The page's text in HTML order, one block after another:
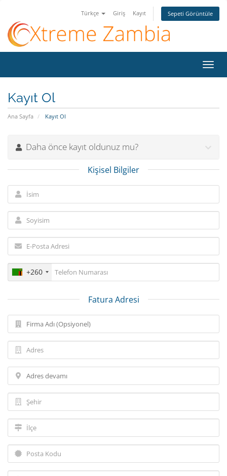
Türkçe Giriş Kayıt Sepeti Görüntüle
Kayıt Ol
Ana Sayfa Kayıt Ol
Daha önce kayıt oldunuz mu?
Kişisel Bilgiler
+260
Fatura Adresi